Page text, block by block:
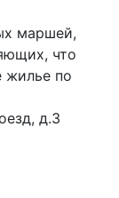
маршей,
что
жилье по
д.3